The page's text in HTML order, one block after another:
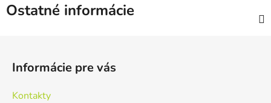
Ostatné informácie
Informácie pre vás
Kontakty